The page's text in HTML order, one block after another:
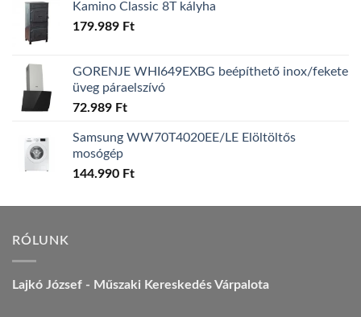
Kamino Classic 8T kályha
179.989 Ft
GORENJE WHI649EXBG beépíthető inox/fekete
üveg páraelszívó
72.989 Ft
Samsung WW70T4020EE/LE Elöltöltős
mosógép
144.990 Ft
RÓLUNK
Lajkó József - Műszaki Kereskedés Várpalota